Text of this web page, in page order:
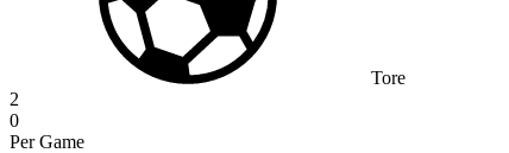
Tore
2
0
Per Game